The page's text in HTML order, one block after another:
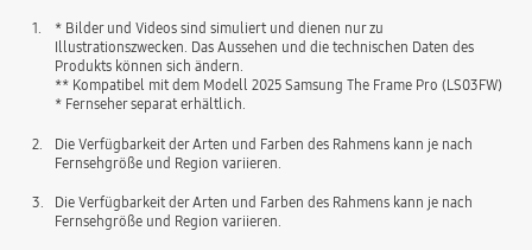
1.
* Bilder und Videos sind simuliert und dienen nur zu
Illustrationszwecken. Das Aussehen und die technischen Daten des
Produkts können sich ändern.
** Kompatibel mit dem Modell 2025 Samsung The Frame Pro (LS03FW)
* Fernseher separat erhältlich.
2.
Die Verfügbarkeit der Arten und Farben des Rahmens kann je nach
Fernsehgröße und Region variieren.
3.
Die Verfügbarkeit der Arten und Farben des Rahmens kann je nach
Fernsehgröße und Region variieren.